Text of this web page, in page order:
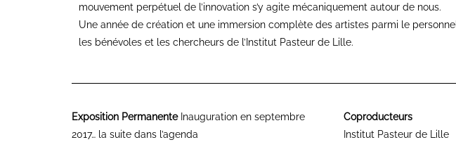
mouvement perpétuel de l’innovation s’y agite mécaniquement autour de nous.
Une année de création et une immersion complète des artistes parmi le personnel,
les bénévoles et les chercheurs de l’Institut Pasteur de Lille.
Exposition PermanenteInauguration en septembre
2017… la suite dans l’agenda
Coproducteurs
Institut Pasteur de Lille